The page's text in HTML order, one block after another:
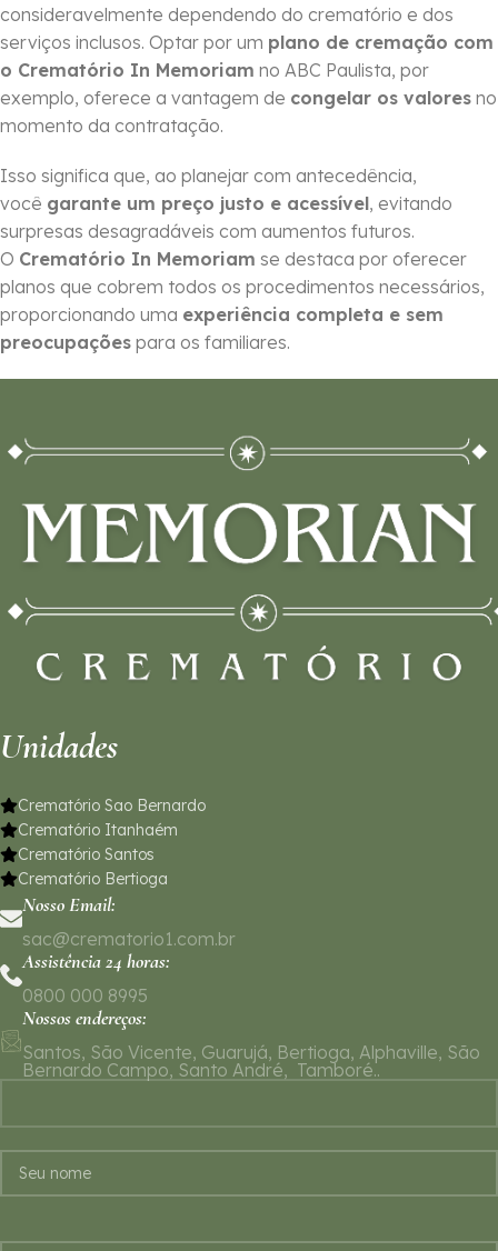
consideravelmente dependendo do crematório e dos
serviços inclusos. Optar por um plano de cremação com
o Crematório In Memoriam no ABC Paulista, por
exemplo, oferece a vantagem de congelar os valores no
momento da contratação.
Isso significa que, ao planejar com antecedência,
você garante um preço justo e acessível, evitando
surpresas desagradáveis com aumentos futuros.
O Crematório In Memoriam se destaca por oferecer
planos que cobrem todos os procedimentos necessários,
proporcionando uma experiência completa e sem
preocupações para os familiares.
Unidades
Crematório Sao Bernardo
Crematório Itanhaém
Crematório Santos
Crematório Bertioga
Nosso Email:
sac@crematorio1.com.br
Assistência 24 horas:
0800 000 8995
Nossos endereços:
Santos, São Vicente, Guarujá, Bertioga, Alphaville, São
Bernardo Campo, Santo André, Tamboré..